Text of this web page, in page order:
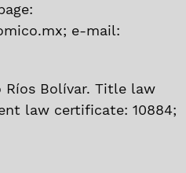
e-mail:
Ríos Bolívar. Title law
law certificate: 10884;